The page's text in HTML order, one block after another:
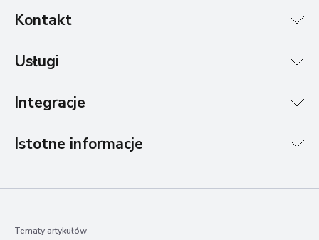
Kontakt
Usługi
Integracje
Istotne informacje
Tematy artykułów